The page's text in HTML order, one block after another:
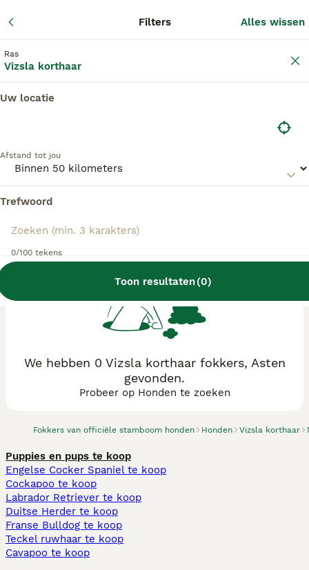
Filters
Filters Alles wissen
Ras
Vizsla korthaar
Uw locatie
Afstand tot jou
Trefwoord
0/100 tekens
Toon resultaten(0)
Fokkers van officiële stamboom honden Honden Vizsla korthaar
kopie van hun kennelregistratie bij de Raad van
Beheer bij ons aangeleverd, en fokken pups met
deze fokkers? Dubbelcheck zelf altijd op de
ouderhonden bij bezichtiging.
We hebben 0 Vizsla korthaar fokkers, Asten
gevonden.
Probeer op Honden te zoeken
Puppies en pups te koop
Engelse Cocker Spaniel te koop
Cockapoo te koop
Labrador Retriever te koop
Duitse Herder te koop
Franse Bulldog te koop
Teckel ruwhaar te koop
Cavapoo te koop